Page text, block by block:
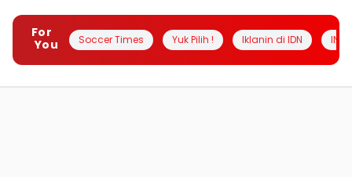
For
You
Soccer Times Yuk Pilih ! Iklanin di IDN